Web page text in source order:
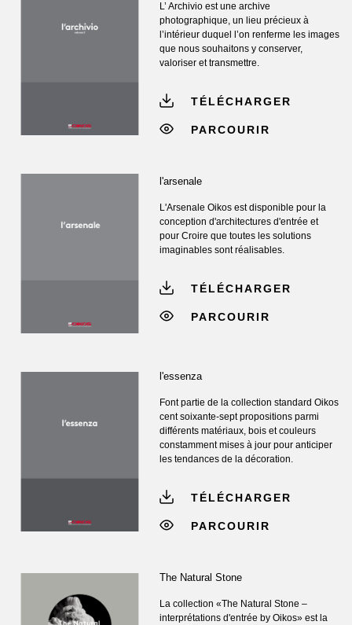
L’ Archivio est une archive
photographique, un lieu précieux à
l’intérieur duquel l’on renferme les images
que nous souhaitons y conserver,
valoriser et transmettre.
TÉLÉCHARGER
PARCOURIR
l'arsenale
L'Arsenale Oikos est disponible pour la
conception d'architectures d'entrée et
pour Croire que toutes les solutions
imaginables sont réalisables.
TÉLÉCHARGER
PARCOURIR
l'essenza
Font partie de la collection standard Oikos
cent soixante-sept propositions parmi
différents matériaux, bois et couleurs
constamment mises à jour pour anticiper
les tendances de la décoration.
TÉLÉCHARGER
PARCOURIR
The Natural Stone
La collection «The Natural Stone –
interprétations d'entrée by Oikos» est la